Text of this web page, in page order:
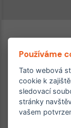
Používáme
Tato webová
cookie k
sledovací
stránky
vašem